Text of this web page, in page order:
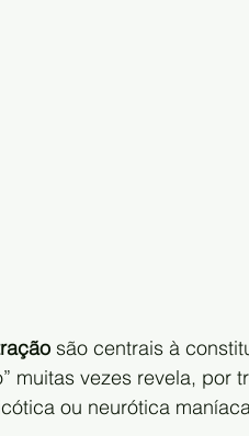
são centrais à
muitas vezes revela, por
ou neurótica